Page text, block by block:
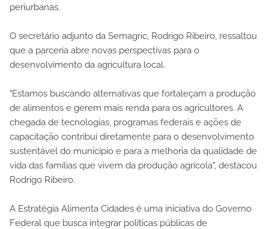
periurbanas.
O secretário adjunto da Semagric, Rodrigo Ribeiro, ressaltou
que a parceria abre novas perspectivas para o
desenvolvimento da agricultura local.
"Estamos buscando alternativas que fortaleçam a produção
de alimentos e gerem mais renda para os agricultores. A
chegada de tecnologias, programas federais e ações de
capacitação contribui diretamente para o desenvolvimento
sustentável do município e para a melhoria da qualidade de
vida das famílias que vivem da produção agrícola", destacou
Rodrigo Ribeiro.
A Estratégia Alimenta Cidades é uma iniciativa do Governo
Federal que busca integrar políticas públicas de